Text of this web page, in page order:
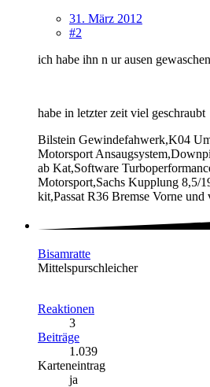
31. März 2012
#2
ich habe ihn n ur ausen gewaschen
habe in letzter zeit viel geschraubt
Bilstein Gewindefahwerk,K04
Motorsport
ab Kat,Software
Motorsport,Sachs Kupplung 8,5/
kit,Passat R36 Bremse Vorne und
Bisamratte
Mittelspurschleicher
Reaktionen
3
Beiträge
1.039
Karteneintrag
ja